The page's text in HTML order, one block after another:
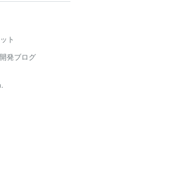
ト
開発ブログ